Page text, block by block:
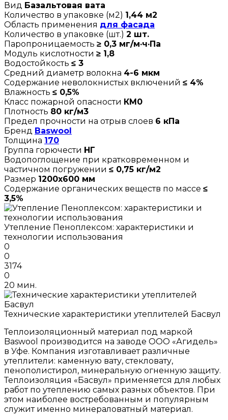
Вид Базальтовая вата
Количество в упаковке (м2) 1,44 м2
Область применения для фасада
Количество в упаковке (шт.) 2 шт.
Паропроницаемость ≥ 0,3 мг/м·ч·Па
Модуль кислотности ≥ 1,8
Водостойкость ≤ 3
Средний диаметр волокна 4-6 мкм
Содержание неволокнистых включений ≤ 4%
Влажность ≤ 0,5%
Класс пожарной опасности КМ0
Плотность 80 кг/м3
Предел прочности на отрыв слоев 6 кПа
Бренд Baswool
Толщина 170
Группа горючести НГ
Водопоглощение при кратковременном и
частичном погружении ≤ 0,75 кг/м2
Размер 1200х600 мм
Содержание органических веществ по массе ≤
3,5%
Утепление Пеноплексом: характеристики и
технологии использования
0
0
3174
0
20 мин.
Технические характеристики утеплителей Басвул
Теплоизоляционный материал под маркой
Baswool производится на заводе ООО «Агидель»
в Уфе. Компания изготавливает различные
утеплители: каменную вату, стекловату,
пенополистирол, минеральную огненную защиту.
Теплоизоляция «Басвул» применяется для любых
работ по утеплению самых разных объектов. При
этом наиболее востребованным и популярным
служит именно минераловатный материал.